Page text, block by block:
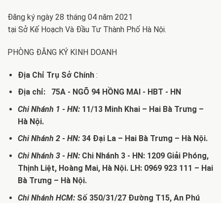
Đăng ký ngày 28 tháng 04 năm 2021
tại Sở Kế Hoạch Và Đầu Tư Thành Phố Hà Nội.
PHÒNG ĐĂNG KÝ KINH DOANH
Địa Chỉ Trụ Sở Chính:
Địa chỉ: 75A - NGÕ 94 HỒNG MAI - HBT - HN
Chi Nhánh 1 - HN:11/13 Minh Khai – Hai Bà Trưng –
Hà Nội.
Chi Nhánh 2 - HN:34 Đại La – Hai Bà Trưng – Hà Nội.
Chi Nhánh 3 - HN:Chi Nhánh 3 - HN: 1209 Giải Phóng,
Thịnh Liệt, Hoàng Mai, Hà Nội. LH: 0969 923 111 – Hai
Bà Trưng – Hà Nội.
Chi Nhánh HCM:Số 350/31/27 Đường T15, An Phú